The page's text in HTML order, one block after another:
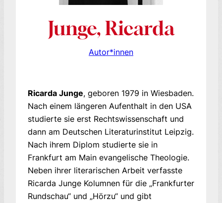
Junge, Ricarda
Autor*innen
Ricarda Junge, geboren 1979 in Wiesbaden.
Nach einem längeren Aufenthalt in den USA
studierte sie erst Rechtswissenschaft und
dann am Deutschen Literaturinstitut Leipzig.
Nach ihrem Diplom studierte sie in
Frankfurt am Main evangelische Theologie.
Neben ihrer literarischen Arbeit verfasste
Ricarda Junge Kolumnen für die „Frankfurter
Rundschau“ und „Hörzu“ und gibt